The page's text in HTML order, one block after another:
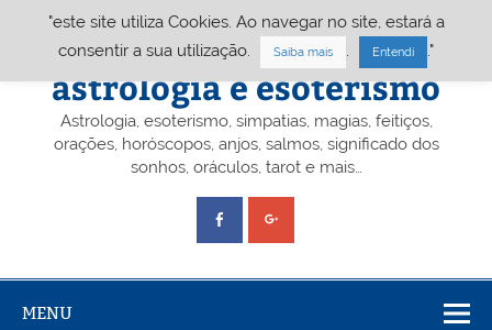
Portal A&E – Portal
astrologia e esoterismo
Astrologia, esoterismo, simpatias, magias, feitiços,
orações, horóscopos, anjos, salmos, significado dos
sonhos, oráculos, tarot e mais…
MENU
"este site utiliza Cookies. Ao navegar no site, estará a
consentir a sua utilização.
Saiba mais Entendi ."